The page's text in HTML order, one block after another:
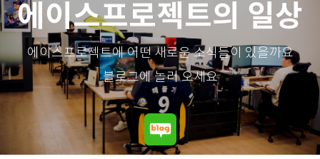
에이스프로젝트의 일상
에이스프로젝트에 어떤 새로운 소식들이 있을까요
블로그에 놀러 오세요